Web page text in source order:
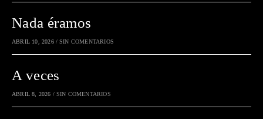
Nada éramos
ABRIL 10, 2026 / SIN COMENTARIOS
A veces
ABRIL 8, 2026 / SIN COMENTARIOS